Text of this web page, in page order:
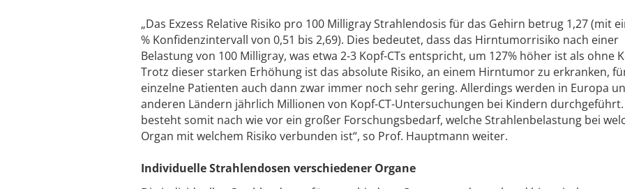
„Das Exzess Relative Risiko pro 100 Milligray Strahlendosis für das Gehirn betrug 1,27 (mit
% Konfidenzintervall von 0,51 bis 2,69). Dies bedeutet, dass das Hirntumorrisiko nach einer
Belastung von 100 Milligray, was etwa 2-3 Kopf-CTs entspricht, um 127% höher ist als ohne
Trotz dieser starken Erhöhung ist das absolute Risiko, an einem Hirntumor zu erkranken,
einzelne Patienten auch dann zwar immer noch sehr gering. Allerdings werden in Europa
anderen Ländern jährlich Millionen von Kopf-CT-Untersuchungen bei Kindern durchgeführt.
besteht somit nach wie vor ein großer Forschungsbedarf, welche Strahlenbelastung bei
Organ mit welchem Risiko verbunden ist“, so Prof. Hauptmann weiter.
Individuelle Strahlendosen verschiedener Organe